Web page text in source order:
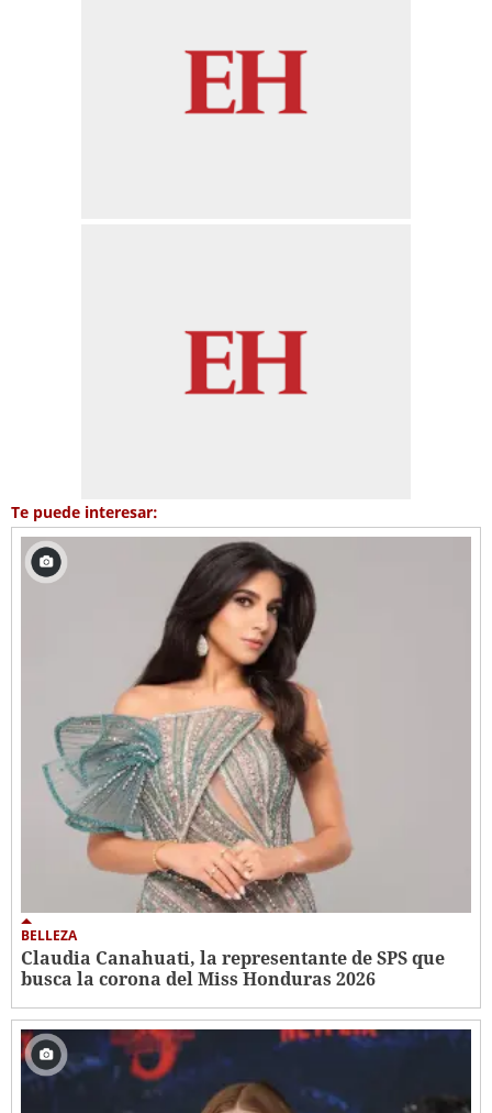
Te puede interesar:
BELLEZA
Claudia Canahuati, la representante de SPS que
busca la corona del Miss Honduras 2026